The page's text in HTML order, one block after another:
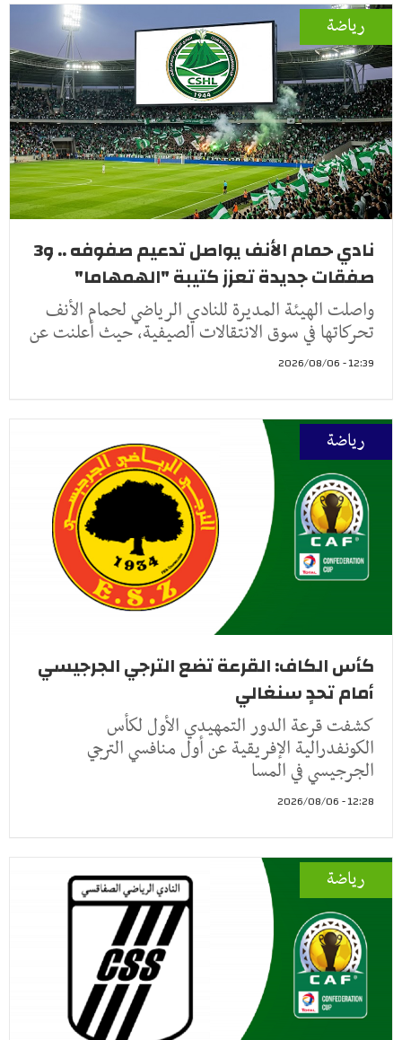
رياضة
نادي حمام الأنف يواصل تدعيم صفوفه .. و3
صفقات جديدة تعزز كتيبة "الهمهاما"
واصلت الهيئة المديرة للنادي الرياضي لحمام الأنف
تحركاتها في سوق الانتقالات الصيفية، حيث أعلنت عن
12:39 - 2026/08/06
رياضة
كأس الكاف: القرعة تضع الترجي الجرجيسي
أمام تحدٍ سنغالي
كشفت قرعة الدور التمهيدي الأول لكأس
الكونفدرالية الإفريقية عن أول منافسي الترجي
الجرجيسي في المسا
12:28 - 2026/08/06
رياضة